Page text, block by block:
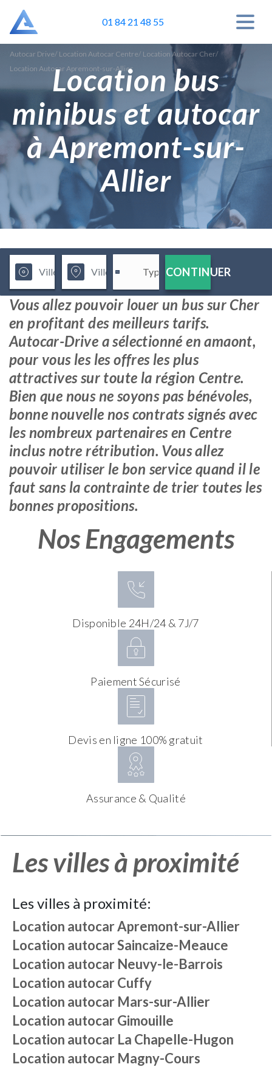
01 84 21 48 55
Autocar Drive/ Location Autocar Centre/ Location Autocar Cher/
Location Autocar Apremont-sur-Allier
Location bus
minibus et autocar
à Apremont-sur-
Allier
CONTINUER
Vous allez pouvoir louer un bus sur Cher
en profitant des meilleurs tarifs.
Autocar-Drive a sélectionné en amaont,
pour vous les les offres les plus
attractives sur toute la région Centre.
Bien que nous ne soyons pas bénévoles,
bonne nouvelle nos contrats signés avec
les nombreux partenaires en Centre
inclus notre rétribution. Vous allez
pouvoir utiliser le bon service quand il le
faut sans la contrainte de trier toutes les
bonnes propositions.
Nos Engagements
Disponible 24H/24 & 7J/7
Paiement Sécurisé
Devis en ligne 100% gratuit
Assurance & Qualité
Les villes à proximité
Les villes à proximité:
Location autocarApremont-sur-Allier
Location autocarSaincaize-Meauce
Location autocar Neuvy-le-Barrois
Location autocarCuffy
Location autocar Mars-sur-Allier
Location autocarGimouille
Location autocar La Chapelle-Hugon
Location autocar Magny-Cours